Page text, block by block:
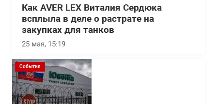
Как AVER LEX Виталия Сердюка
всплыла в деле о растрате на
закупках для танков
25 мая, 15:19
События